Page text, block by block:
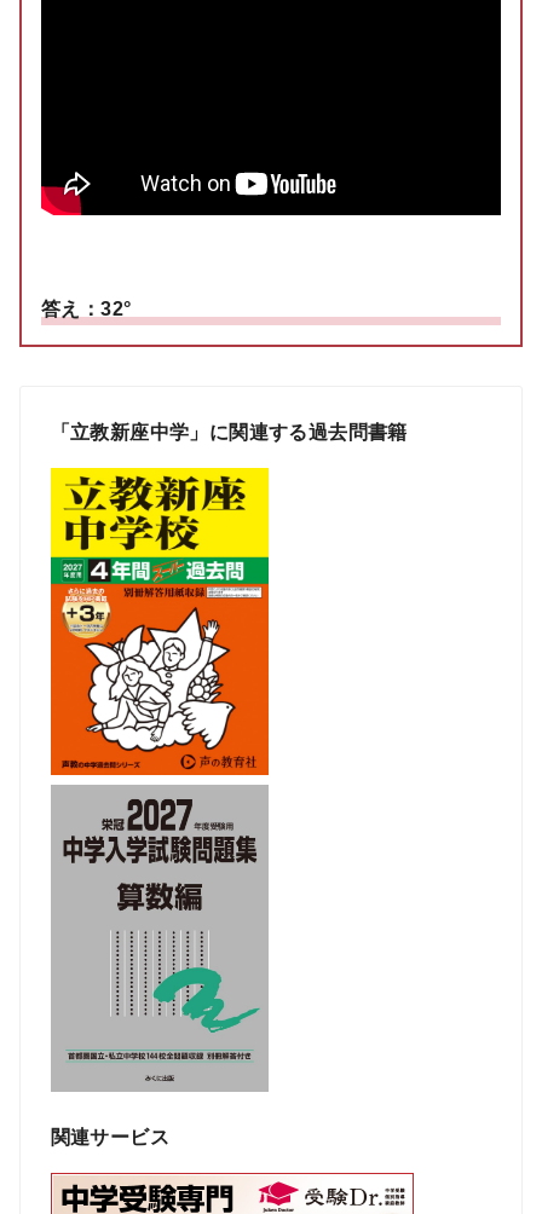
答え：32°
「立教新座中学」に関連する過去問書籍
関連サービス